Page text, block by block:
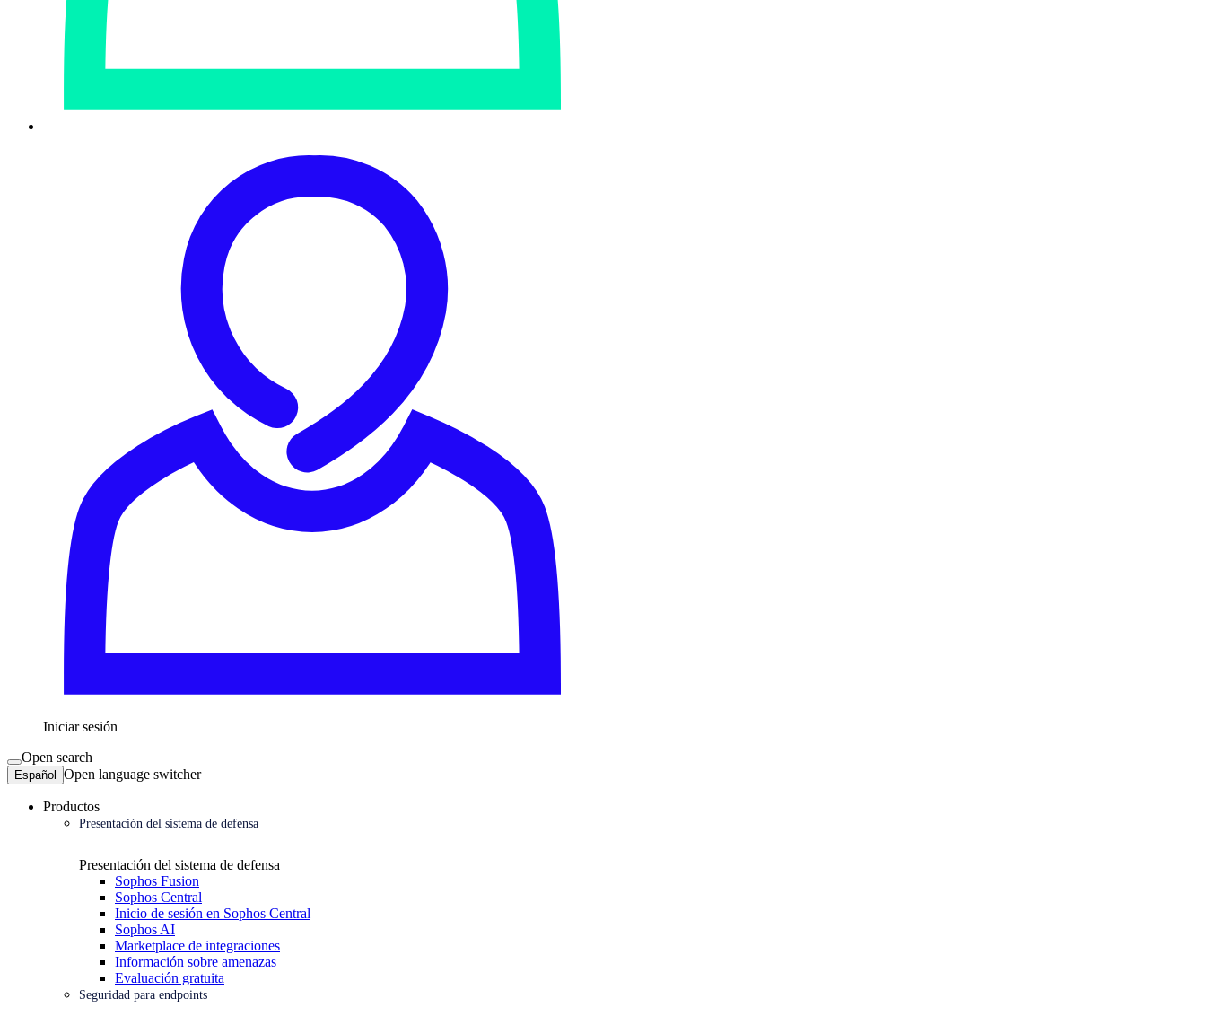
Iniciar sesión
Open search
Español Open language switcher
Productos
Presentación del sistema de defensa
Presentación del sistema de defensa
Sophos Fusion
Sophos Central
Inicio de sesión en Sophos Central
Sophos AI
Marketplace de integraciones
Información sobre amenazas
Evaluación gratuita
Seguridad para endpoints